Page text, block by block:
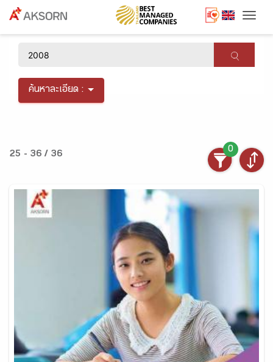
ค้นหาละเอียด :
25 - 36 / 36
0